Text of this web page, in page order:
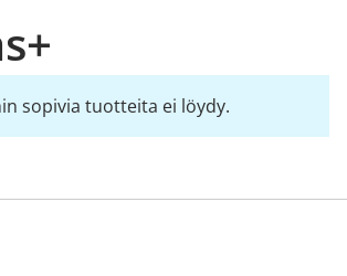
sopivia tuotteita ei löydy.